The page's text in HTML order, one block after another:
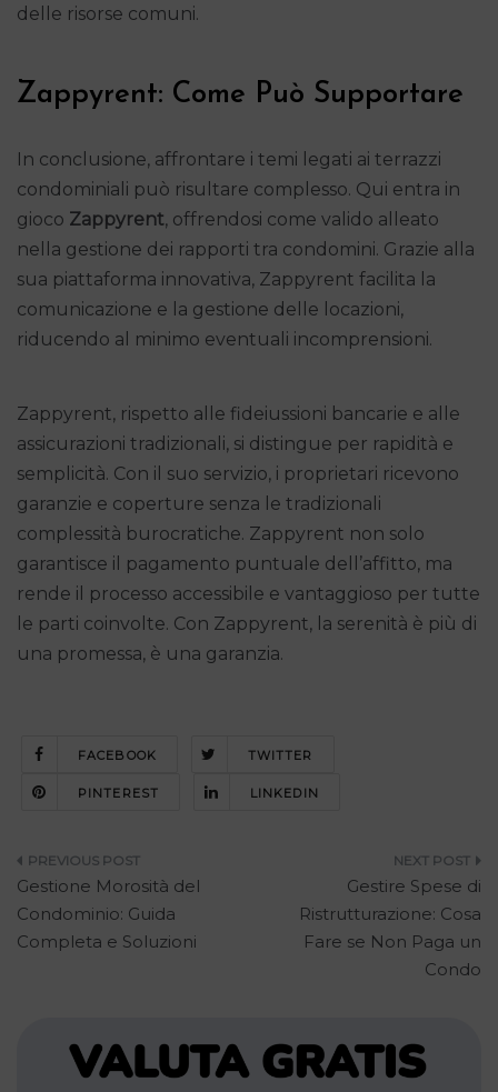
delle risorse comuni.
Zappyrent: Come Può Supportare
In conclusione, affrontare i temi legati ai terrazzi
condominiali può risultare complesso. Qui entra in
gioco Zappyrent, offrendosi come valido alleato
nella gestione dei rapporti tra condomini. Grazie alla
sua piattaforma innovativa, Zappyrent facilita la
comunicazione e la gestione delle locazioni,
riducendo al minimo eventuali incomprensioni.
Zappyrent, rispetto alle fideiussioni bancarie e alle
assicurazioni tradizionali, si distingue per rapidità e
semplicità. Con il suo servizio, i proprietari ricevono
garanzie e coperture senza le tradizionali
complessità burocratiche. Zappyrent non solo
garantisce il pagamento puntuale dell’affitto, ma
rende il processo accessibile e vantaggioso per tutte
le parti coinvolte. Con Zappyrent, la serenità è più di
una promessa, è una garanzia.
FACEBOOK TWITTER
PINTEREST LINKEDIN
Navigazione
articoli
Gestione Morosità del
Condominio: Guida
Completa e Soluzioni
Gestire Spese di
Ristrutturazione: Cosa
Fare se Non Paga un
Condo